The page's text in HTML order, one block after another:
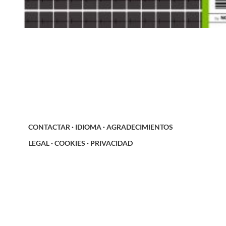
CONTACTAR · IDIOMA·AGRADECIMIENTOS
LEGAL·COOKIES · PRIVACIDAD